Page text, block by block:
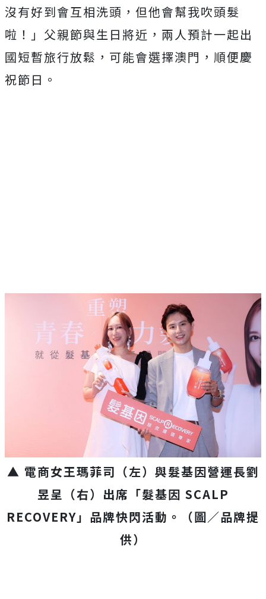
沒有好到會互相洗頭，但他會幫我吹頭髮
啦！」父親節與生日將近，兩人預計一起出
國短暫旅行放鬆，可能會選擇澳門，順便慶
祝節日。
▲ 電商女王瑪菲司（左）與髮基因營運長劉
昱呈（右）出席「髮基因 SCALP
RECOVERY」品牌快閃活動。（圖／品牌提
供）